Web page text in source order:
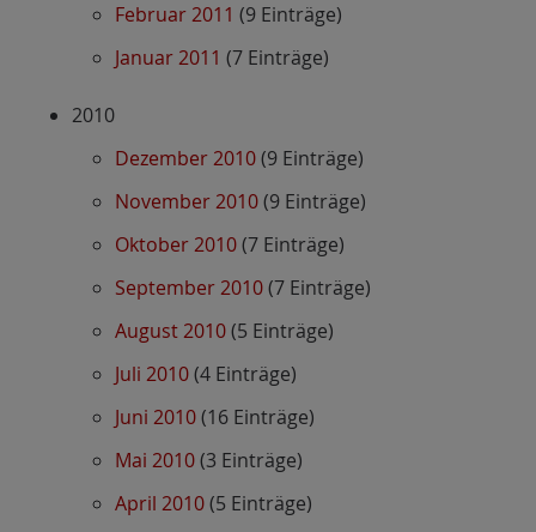
Februar 2011 (9 Einträge)
Januar 2011 (7 Einträge)
2010
Dezember 2010(9 Einträge)
November 2010(9 Einträge)
Oktober 2010(7 Einträge)
September 2010(7 Einträge)
August 2010(5 Einträge)
Juli 2010(4 Einträge)
Juni 2010(16 Einträge)
Mai 2010(3 Einträge)
April 2010(5 Einträge)